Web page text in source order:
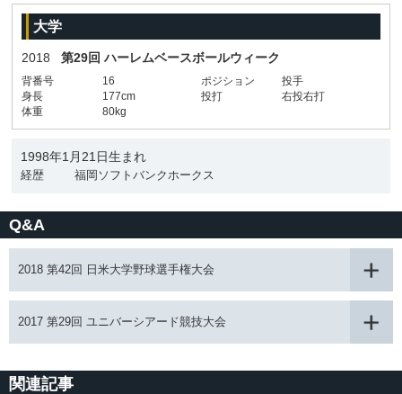
大学
2018 第29回 ハーレムベースボールウィーク
背番号 16 ポジション
投手
身長
177cm 投打
右投右打
体重
80kg
1998年1月21日生まれ
経歴 福岡ソフトバンクホークス
Q&A
2018 第42回 日米大学野球選手権大会
2017 第29回 ユニバーシアード競技大会
関連記事